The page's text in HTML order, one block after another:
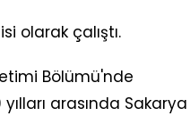
olarak çalıştı.
Bölümü'nde
arasında Sakarya